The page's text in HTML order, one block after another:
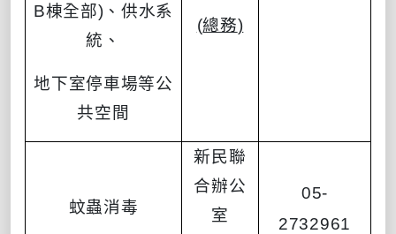
B棟全部) 、供水系
統、
地下室停車場等公
共空間
(總務)
蚊蟲消毒
新民聯
合辦公
室
05-
2732961